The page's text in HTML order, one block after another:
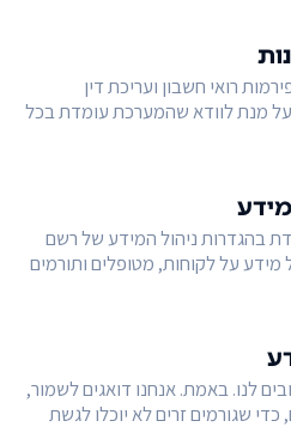
רואי חשבון ועריכת דין
מנת לוודא שהמערכת עומדת בכל
בהגדרות ניהול המידע של רשם
מידע על לקוחות, מטופלים ותורמים
לנו. באמת. אנחנו דואגים לשמור,
כדי שגורמים זרים לא יוכלו לגשת